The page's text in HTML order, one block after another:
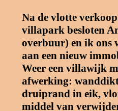
Na de vlotte
villapark besloten
overbuur) en ik ons
aan een nieuw
Weer een villawijk
afwerking:
druiprand in eik,
middel van